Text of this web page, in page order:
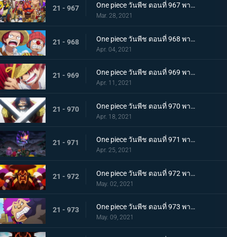
21 - 967 One piece วันพีช ตอนที่ 967 พากย์ไทย อุทิศชีวิต! การผจญภัยของโรเจอร์!
Mar. 28, 2021
21 - 968 One piece วันพีช ตอนที่ 968 พากย์ไทย ราชาโจรสลัดถือกำเนิด ถึงแล้ว! เกาะสุดท้าย
Apr. 04, 2021
21 - 969 One piece วันพีช ตอนที่ 969 พากย์ไทย มุ่งสู่วะโนะคุนิ! โจรสลัดโรเจอร์สลายตัว!
Apr. 11, 2021
21 - 970 One piece วันพีช ตอนที่ 970 พากย์ไทย ข่าวร้าย เปิดยุคแห่งโจรสลัด
Apr. 18, 2021
21 - 971 One piece วันพีช ตอนที่ 971 พากย์ไทย บุก! โอเด้งและ 9 ปลอกดาบแดง
Apr. 25, 2021
21 - 972 One piece วันพีช ตอนที่ 972 พากย์ไทย ถึงเวลาตัดสิน! โอเด้งปะทะไคโด!
May. 02, 2021
21 - 973 One piece วันพีช ตอนที่ 973 พากย์ไทย ต้มจนตาย การต่อสู้ 1 ชั่วโมงของโอเด้ง
May. 09, 2021